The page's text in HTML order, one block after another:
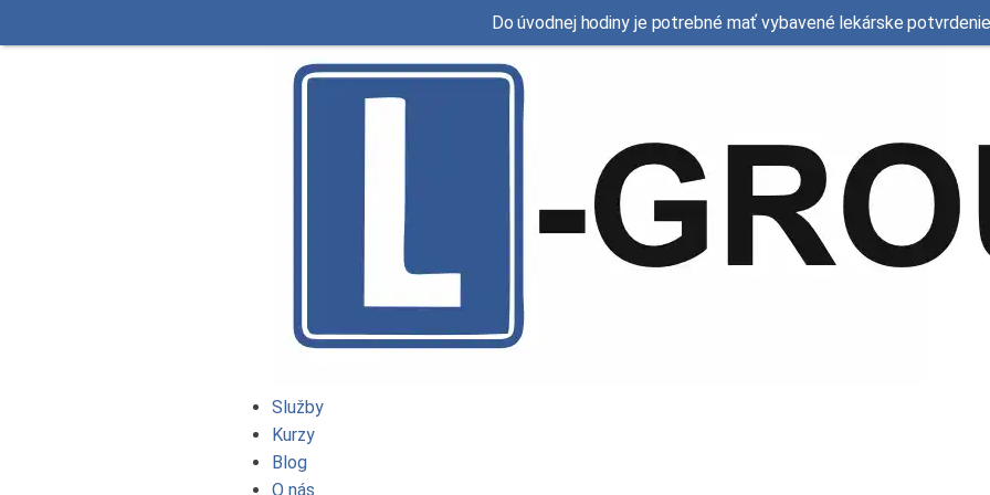
Do úvodnej hodiny je potrebné mať vybavené lekárske
Služby
Kurzy
Blog
O nás